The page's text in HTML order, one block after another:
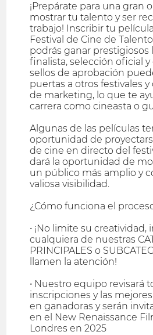
¡Prepárate para una gran
mostrar tu talento y ser
trabajo! Inscribir tu
Festival de Cine de
podrás ganar prestigiosos
finalista, selección oficial y
sellos de aprobación
puertas a otros festivales
de marketing, lo que te
carrera como cineasta o
Algunas de las películas
oportunidad de
de cine en directo del
dará la oportunidad de
un público más amplio y
valiosa visibilidad.
¿Cómo funciona el
• ¡No limite su creatividad,
cualquiera de nuestras
PRINCIPALES o
llamen la atención!
• Nuestro equipo revisará
inscripciones y las
en ganadoras y serán
en el New Renaissance
Londres en 2025